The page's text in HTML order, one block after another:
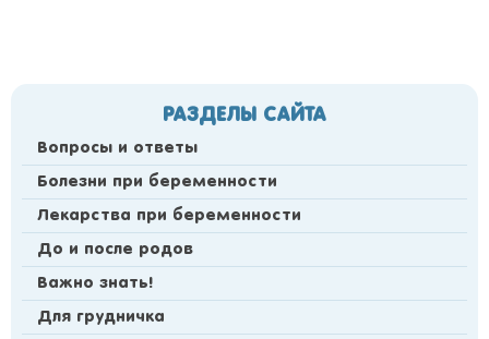
РАЗДЕЛЫ САЙТА
Вопросы и ответы
Болезни при беременности
Лекарства при беременности
До и после родов
Важно знать!
Для грудничка